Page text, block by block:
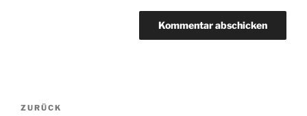
Beitragsnavigation
Vorheriger
ZURÜCK